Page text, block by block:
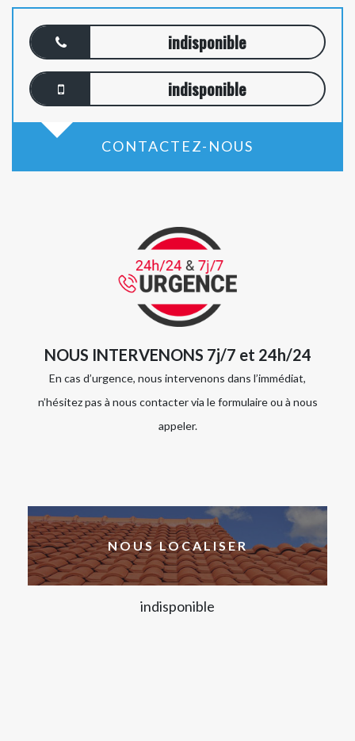
indisponible
indisponible
CONTACTEZ-NOUS
NOUS INTERVENONS 7j/7 et 24h/24
En cas d’urgence, nous intervenons dans l’immédiat,
n’hésitez pas à nous contacter via le formulaire ou à nous
appeler.
NOUS LOCALISER
indisponible